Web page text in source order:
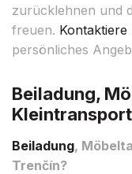
zurücklehnen und
freuen. Kontaktiere
persönliches
Beiladung,
Beiladung,
Trenčín?